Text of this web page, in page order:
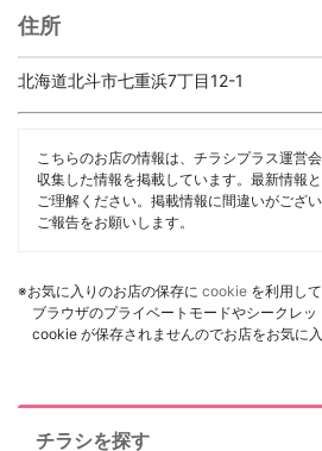
住所
北海道北斗市七重浜7丁目12-1
こちらのお店の情報は、チラシプラス運営
収集した情報を掲載しています。最新情報
ご理解ください。掲載情報に間違いがござ
ご報告をお願いします。
※お気に入りのお店の保存に cookie を利用して
ブラウザのプライベートモードやシークレ
cookie が保存されませんのでお店をお気に入
チラシを探す